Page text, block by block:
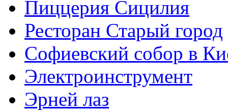
Пиццерия Сицилия
Ресторан Старый город
Софиевский собор в
Электроинструмент
Эрней лаз